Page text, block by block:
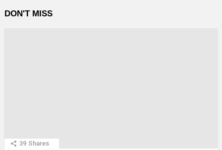
DON'T MISS
39 Shares